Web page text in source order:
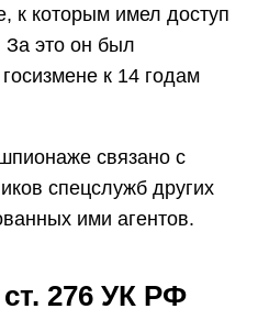
к которым имел доступ
это он был
к 14 годам
связано с
спецслужб других
ими агентов.
276 УК РФ